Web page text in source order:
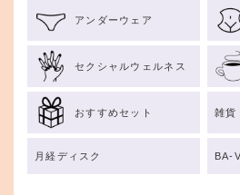
アンダーウェア
セクシャルウェルネス
おすすめセット 雑貨
月経ディスク BA-